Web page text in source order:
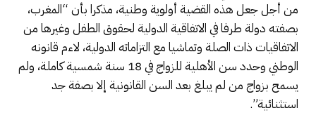
من أجل جعل هذه القضية أولوية وطنية، مذكرا بأن “المغرب،
بصفته دولة طرفا في الاتفاقية الدولية لحقوق الطفل وغيرها من
الاتفاقيات ذات الصلة وتماشيا مع التزاماته الدولية، لاءم قانونه
الوطني وحدد سن الأهلية للزواج في 18 سنة شمسية كاملة، ولم
يسمح بزواج من لم يبلغ بعد السن القانونية إلا بصفة جد
استثنائية”.